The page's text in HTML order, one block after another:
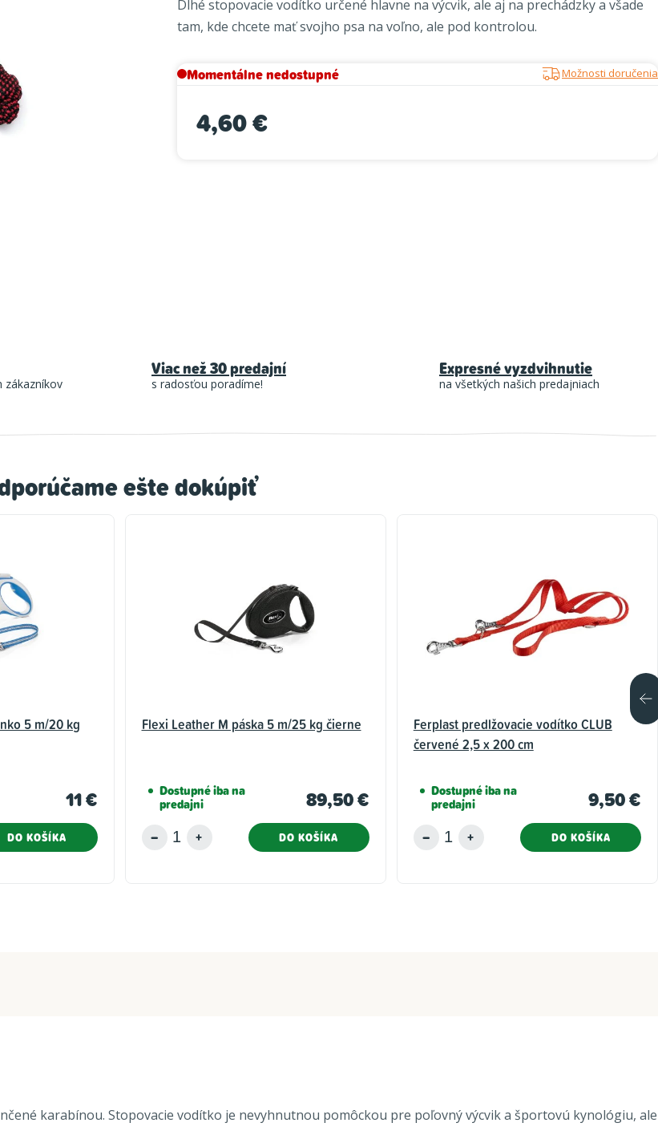
je
0,0
5
Dlhé stopovacie vodítko určené hlavne na výcvik, ale aj na prechádzky a všade
tam, kde chcete mať svojho psa na voľno, ale pod kontrolou.
Momentálne nedostupné Možnosti doručenia
4,60 €
ešte dokúpiť
5 m/20 kg
11 €
DO KOŠÍKA
Flexi Leather M páska 5 m/25 kg čierne
Dostupné iba na
predajni 89,50 €
DO KOŠÍKA
Ferplast predlžovacie vodítko CLUB
červené 2,5 x 200 cm
Dostupné iba na
predajni 9,50 €
DO KOŠÍKA
zákazníkov
Viac než 30 predajní
s radosťou poradíme!
Expresné vyzdvihnutie
na všetkých našich predajniach
karabínou. Stopovacie vodítko je nevyhnutnou pomôckou pre poľovný výcvik a športovú kynológiu,